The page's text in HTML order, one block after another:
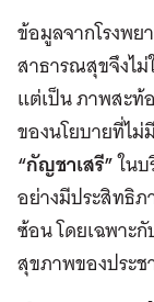
ข้อมูลจากโรงพย
สาธารณสุขจึงไม่
แต่เป็น ภาพสะ
ของนโยบายที่ไม่
“กัญชาเสรี”ใน
อย่างมีประสิทธิ
ซ้อน โดยเฉพาะ
สุขภาพของประ